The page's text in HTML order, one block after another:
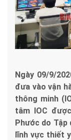
Ngày 09/9/
đưa vào vận
thông minh
tâm IOC
Phước do Tập
lĩnh vực thiết